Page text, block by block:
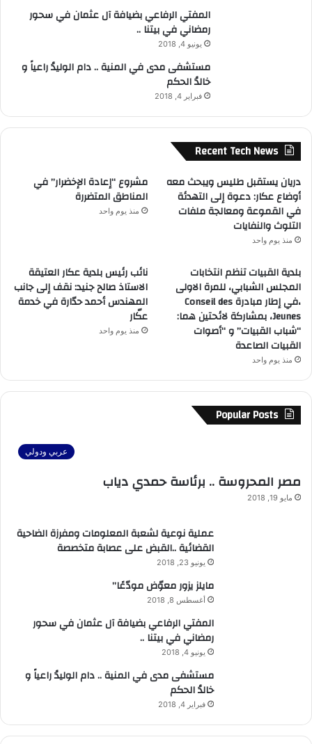
المفتي الرفاعي بضيافة آل عثمان في سحور
رمضاني في بيتنا ..
يونيو 4, 2018
مستشفى مدى في المنية .. دام الوليدُ راعياً و
خالدُ الحكم
فبراير 4, 2018
Recent Tech News
دريان يستقبل طليس ويبحث معه
أوضاع عكار: دعوة إلى التهدئة
في القموعة ومعالجة ملفات
التلوث والنفايات
منذ يوم واحد
مشروع “إعادة الإخضرار” في
المناطق المتضررة
منذ يوم واحد
بلدية القبيات تنظم انتخابات
المجلس الشبابي، للمرة الاولى
،في إطار مبادرة Conseil des
Jeunes، بمشاركة لائحتين هما:
“شباب القبيات” و “أصوات
القبيات الصاعدة
منذ يوم واحد
نائب رئيس بلدية عكار العتيقة
الاستاذ صالح جنيد: نقف إلى جانب
المهندس أحمد حدّارة في خدمة
عكّار
منذ يوم واحد
Popular Posts
عربي ودولي
مصر المحروسة .. برئاسة حمدي دياب
مايو 19, 2018
عملية نوعية لشعبة المعلومات ومفرزة الضاحية
القضائية ..القبض على عصابة متخصصة
يونيو 23, 2018
مايلز يزور معوّض مودّعًا”
أغسطس 8, 2018
المفتي الرفاعي بضيافة آل عثمان في سحور
رمضاني في بيتنا ..
يونيو 4, 2018
مستشفى مدى في المنية .. دام الوليدُ راعياً و
خالدُ الحكم
فبراير 4, 2018